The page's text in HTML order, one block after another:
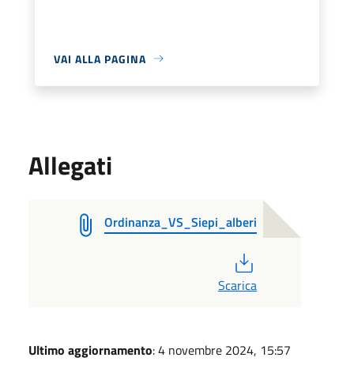
VAI ALLA PAGINA
Allegati
Ordinanza_VS_Siepi_alberi
Scarica
Ultimo aggiornamento: 4 novembre 2024, 15:57